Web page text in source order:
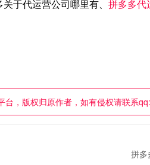
代运营公司哪里有、 拼多多代
，版权归原作者，如有侵权请联系
拼